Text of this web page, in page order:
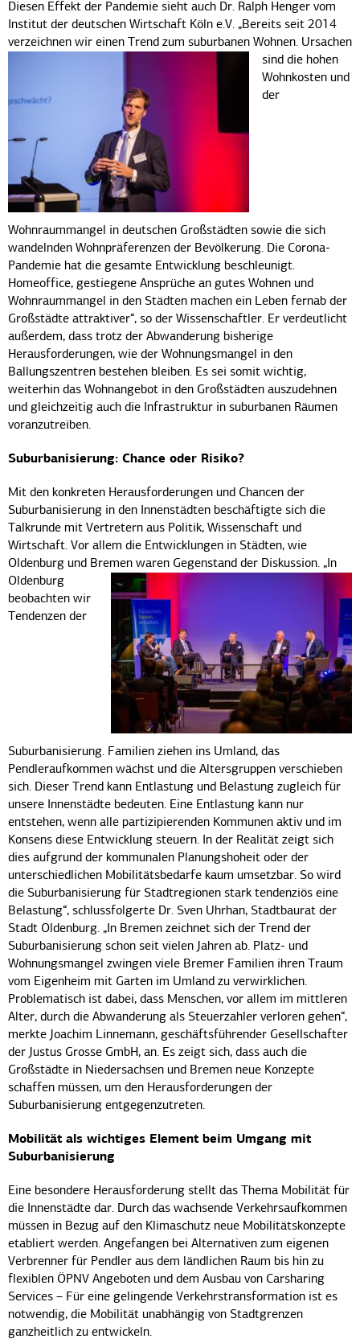
Diesen Effekt der Pandemie sieht auch Dr. Ralph Henger vom
Institut der deutschen Wirtschaft Köln e.V. „Bereits seit 2014
verzeichnen wir einen Trend zum suburbanen Wohnen. Ursachen
sind die hohen
Wohnkosten und
der
Wohnraummangel in deutschen Großstädten sowie die sich
wandelnden Wohnpräferenzen der Bevölkerung. Die Corona-
Pandemie hat die gesamte Entwicklung beschleunigt.
Homeoffice, gestiegene Ansprüche an gutes Wohnen und
Wohnraummangel in den Städten machen ein Leben fernab der
Großstädte attraktiver“, so der Wissenschaftler. Er verdeutlicht
außerdem, dass trotz der Abwanderung bisherige
Herausforderungen, wie der Wohnungsmangel in den
Ballungszentren bestehen bleiben. Es sei somit wichtig,
weiterhin das Wohnangebot in den Großstädten auszudehnen
und gleichzeitig auch die Infrastruktur in suburbanen Räumen
voranzutreiben.
Suburbanisierung: Chance oder Risiko?
Mit den konkreten Herausforderungen und Chancen der
Suburbanisierung in den Innenstädten beschäftigte sich die
Talkrunde mit Vertretern aus Politik, Wissenschaft und
Wirtschaft. Vor allem die Entwicklungen in Städten, wie
Oldenburg und Bremen waren Gegenstand der Diskussion. „In
Oldenburg
beobachten wir
Tendenzen der
Suburbanisierung. Familien ziehen ins Umland, das
Pendleraufkommen wächst und die Altersgruppen verschieben
sich. Dieser Trend kann Entlastung und Belastung zugleich für
unsere Innenstädte bedeuten. Eine Entlastung kann nur
entstehen, wenn alle partizipierenden Kommunen aktiv und im
Konsens diese Entwicklung steuern. In der Realität zeigt sich
dies aufgrund der kommunalen Planungshoheit oder der
unterschiedlichen Mobilitätsbedarfe kaum umsetzbar. So wird
die Suburbanisierung für Stadtregionen stark tendenziös eine
Belastung“, schlussfolgerte Dr. Sven Uhrhan, Stadtbaurat der
Stadt Oldenburg. „In Bremen zeichnet sich der Trend der
Suburbanisierung schon seit vielen Jahren ab. Platz- und
Wohnungsmangel zwingen viele Bremer Familien ihren Traum
vom Eigenheim mit Garten im Umland zu verwirklichen.
Problematisch ist dabei, dass Menschen, vor allem im mittleren
Alter, durch die Abwanderung als Steuerzahler verloren gehen“,
merkte Joachim Linnemann, geschäftsführender Gesellschafter
der Justus Grosse GmbH, an. Es zeigt sich, dass auch die
Großstädte in Niedersachsen und Bremen neue Konzepte
schaffen müssen, um den Herausforderungen der
Suburbanisierung entgegenzutreten.
Mobilität als wichtiges Element beim Umgang mit
Suburbanisierung
Eine besondere Herausforderung stellt das Thema Mobilität für
die Innenstädte dar. Durch das wachsende Verkehrsaufkommen
müssen in Bezug auf den Klimaschutz neue Mobilitätskonzepte
etabliert werden. Angefangen bei Alternativen zum eigenen
Verbrenner für Pendler aus dem ländlichen Raum bis hin zu
flexiblen ÖPNV Angeboten und dem Ausbau von Carsharing
Services – Für eine gelingende Verkehrstransformation ist es
notwendig, die Mobilität unabhängig von Stadtgrenzen
ganzheitlich zu entwickeln.